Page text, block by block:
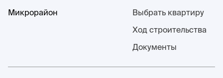
Микрорайон
Выбрать квартиру
Ход строительства
Документы